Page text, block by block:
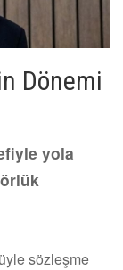
Dönemi
yola
sözleşme